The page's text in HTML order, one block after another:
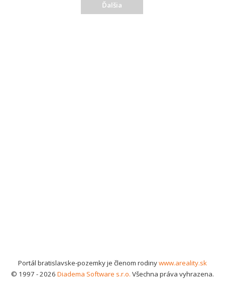
Ďalšia
Portál bratislavske-pozemky je členom rodinywww.areality.sk
© 1997 - 2026 Diadema Software s.r.o. Všechna práva vyhrazena.